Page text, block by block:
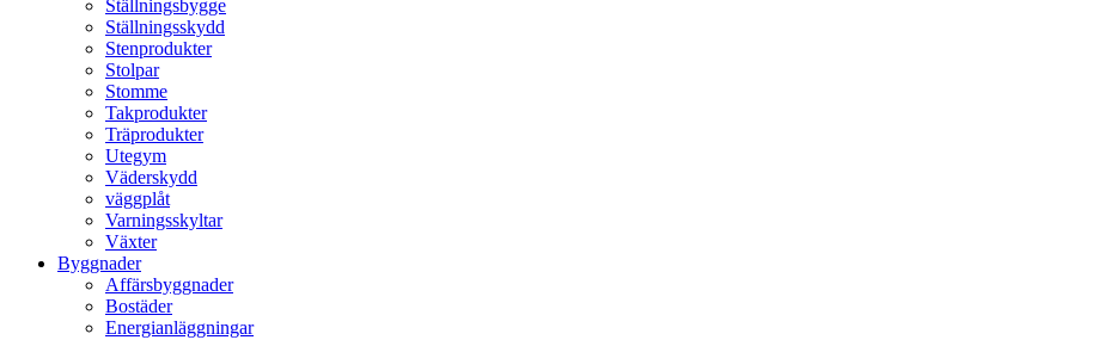
Ställningsbygge
Ställningsskydd
Stenprodukter
Stolpar
Stomme
Takprodukter
Träprodukter
Utegym
Väderskydd
väggplåt
Varningsskyltar
Växter
Byggnader
Affärsbyggnader
Bostäder
Energianläggningar